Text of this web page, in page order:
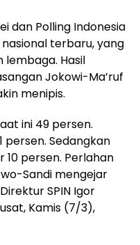
dan Polling Indonesia
nasional terbaru, yang
lembaga. Hasil
Jokowi-Ma’ruf
menipis.
ini 49 persen.
persen. Sedangkan
persen. Perlahan
Sandi mengejar
SPIN Igor
Kamis (7/3),